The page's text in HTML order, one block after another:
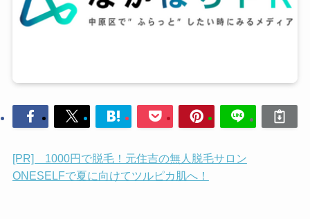
[PR] 1000円で脱毛！元住吉の無人脱毛サロン
ONESELFで夏に向けてツルピカ肌へ！